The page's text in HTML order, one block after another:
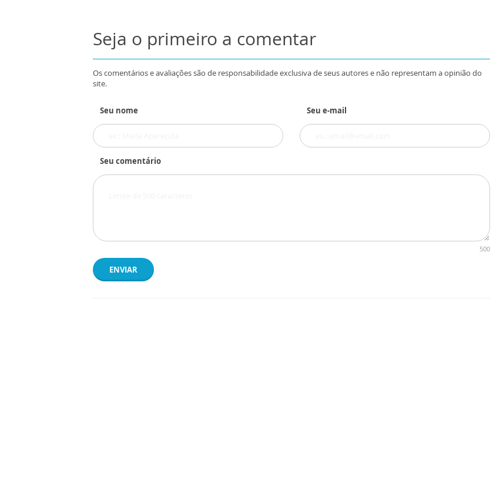
Seja o primeiro a comentar
Os comentários e avaliações são de responsabilidade exclusiva de seus autores e não representam a opinião do
site.
Seu nome Seu e-mail
Seu comentário
500
ENVIAR